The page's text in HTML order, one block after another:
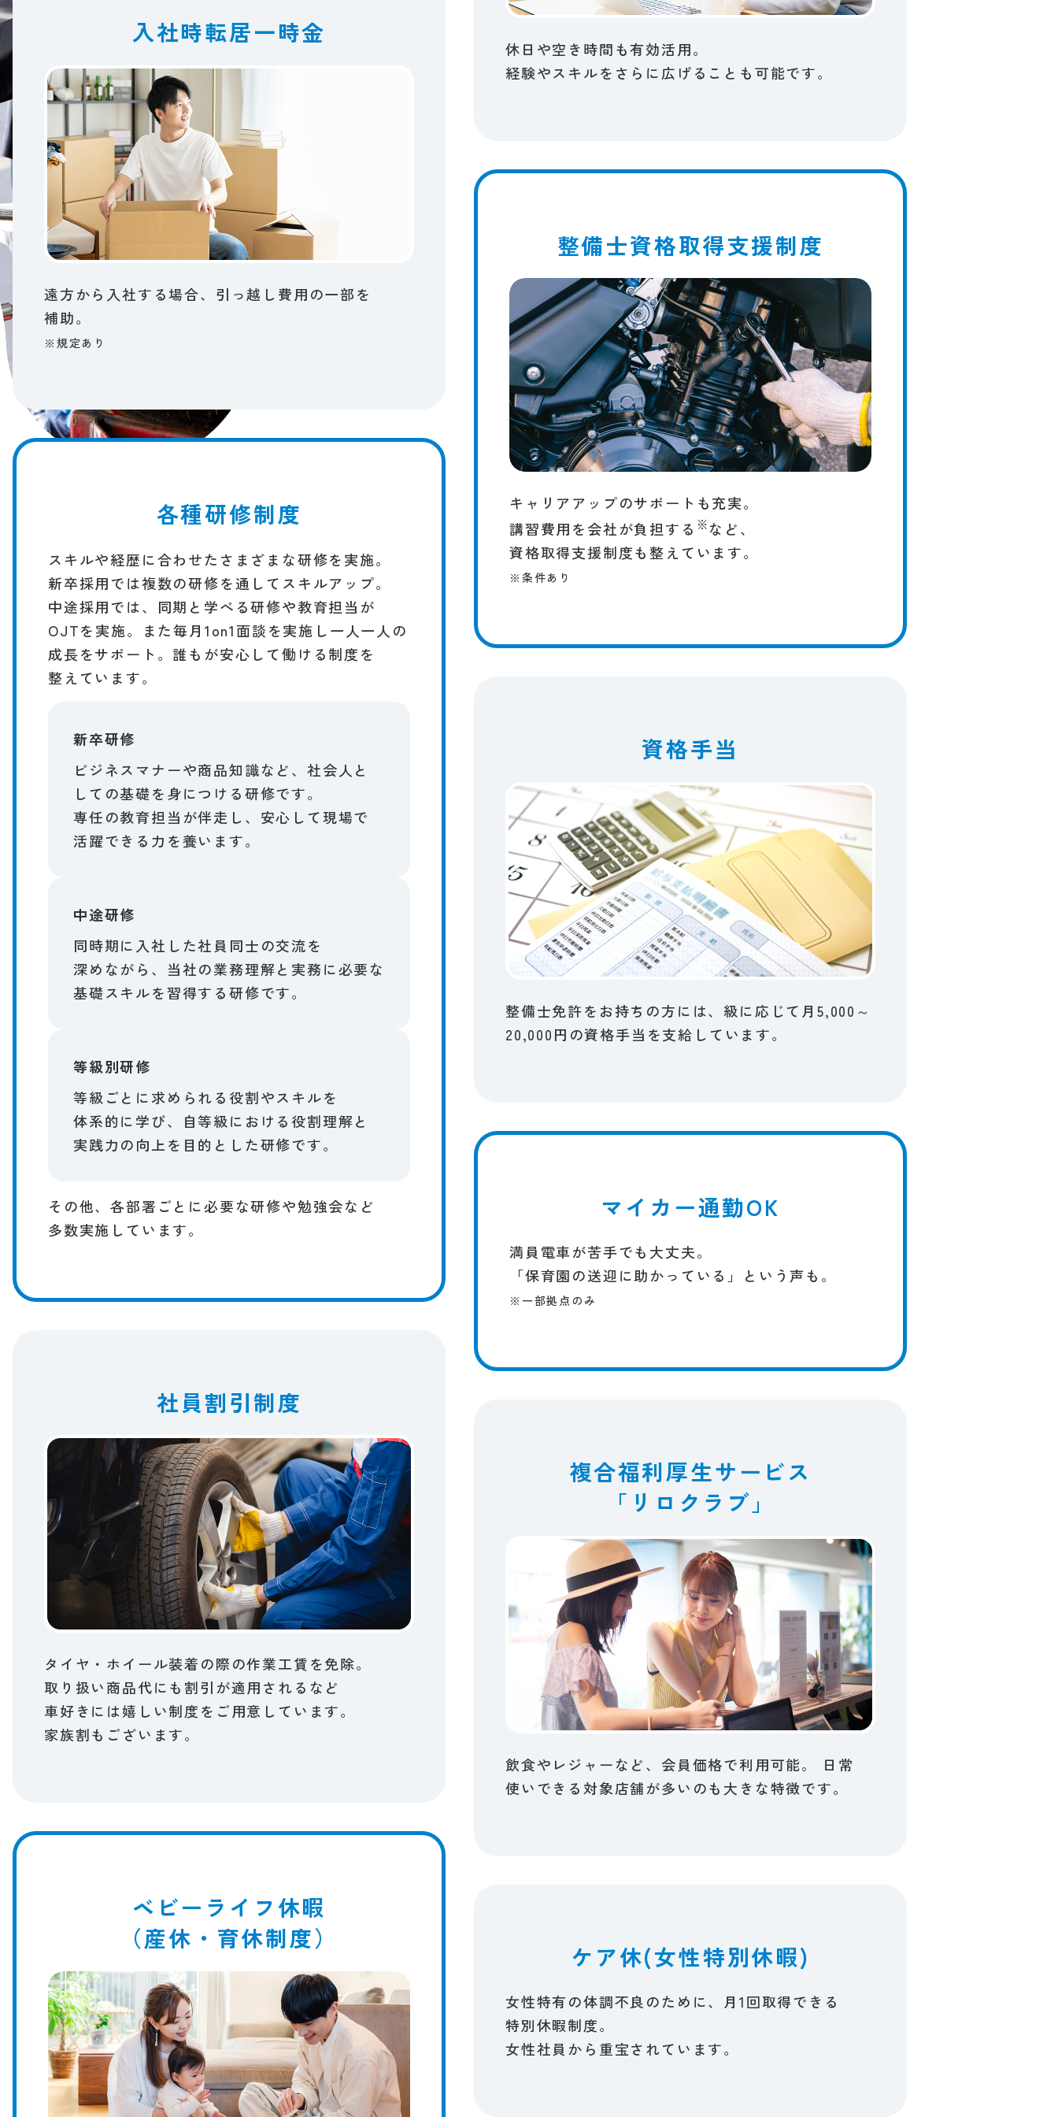
休​日や​空き時間も​有効活用。
経験や​スキルを​さらに​広げる​ことも​可能です。​
入社時転居一時金
遠方から​入社する​場合、​引っ越し費用の​一部を​
補助。​
※規定​あり
整備士資格取得支援制度
キャリアアップの​サポートも​充実。
講習費用を​会社が​負担する ​※ など、​
資格取得支援制度も​整えています。​
※条件​あり
各種研修制度
スキルや​経歴に​合わせたさまざまな​研修を​実施。
新卒採用では​複数の​研修を​通して​スキルアップ。
中途採用では、​同期と​学べる​研修や​教育担当が​
OJTを​実施。​また​毎月​1on1面談を​実施し一人​一人の​
成長を​サポート。​誰もが​安心して​働ける​制度を​
整えています。​
新卒研修
ビジネスマナーや​商品知識など、​社会人と​
しての​基礎を​身に​つける​研修です。
専任の​教育担当が​伴走し、​安心して​現場で​
活躍できる​力を​養います。​
中途研修
同時期に​入社した​社員同士の​交流を​
深めながら、​当社の​業務理解と​実務に​必要な​
基礎スキルを​習得する​研修です。​
等級別研修
等級ごとに​求められる​役割や​スキルを​
体系的に​学び、​自等級に​おける​役割理解と​
実践力の​向上を​目的とした​研修です。​
​その他、​各部​署ごとに​必要な​研修や​勉強会など​
多数実施しています。​
資格手当
整備士免許を​お持ちの​方には、​級に​応じて​月5,000～
20,000円の​資格手当を​支給しています。​
マイカー通勤OK
満員電車が​苦手でも​大丈夫。
​「保育園の​送迎に​助かっている」と​いう​声も。
※一部​拠点のみ
社員割引制度
タイヤ・ホイール装着の​際の​作業工賃を​免除。
取り扱い​商品代にも​割引が​適用されるなど​
車好きには​嬉しい​制度を​ご用意しています。
家族割も​ございます。​
複合福利厚生サービス
「リロクラブ」
飲食や​レジャーなど、​会員価格で​利用可能。​ 日常​
使いできる​対象店舗が​多いのも​大きな​特徴です。​
ベビーライフ休暇
（産休・育休制度）
ケア休(女性特別休暇)
女性特有の​体調不良の​ために、​月1回取得できる​
特別休暇制度。
女性社員から​重宝されています。​